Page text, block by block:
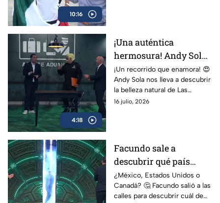
10:16
4:18
¡Una auténtica
hermosura! Andy Sola
descubre el paraíso de
Las Estacas |
TransportAndyng
¡Un recorrido que enamora! 😍
Andy Sola nos lleva a descubrir
la belleza natural de Las
Estacas, uno de los destinos
16 julio, 2026
Facundo sale a
descubrir qué país
tiene el corazón más
grande | Los
¿México, Estados Unidos o
Canadá? 🤔 Facundo salió a las
calles para descubrir cuál de